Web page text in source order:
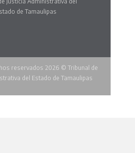
de Tamaulipas
reservados 2026 © Tribunal de
del Estado de Tamaulipas